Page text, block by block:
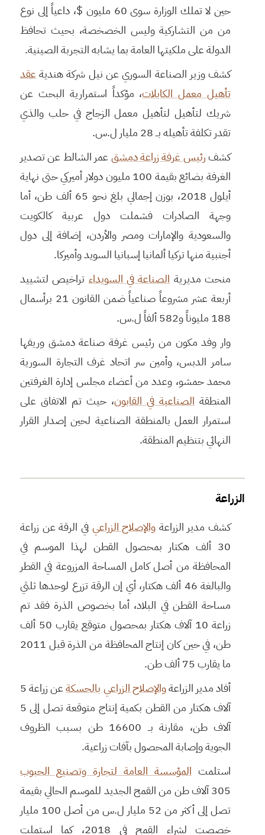
حين لا تملك الوزارة سوى 60 مليون $، داعياً إلى نوع
من من التشاركية وليس الخصخصة، بحيث تحافظ
الدولة على ملكيتها العامة بما يشابه التجربة الصينية.
كشف وزير الصناعة السوري عن نيل شركة هندية عقد
تأهيل معمل الكابلات، مؤكداً استمرارية البحث عن
شريك لتأهيل لتأهيل معمل الزجاج في حلب والذي
تقدر تكلفة تأهيله بــ 28 مليار ل.س.
كشفرئيس غرفة زراعة دمشق عمر الشالط عن تصدير
الغرفة بضائع بقيمة 100 مليون دولار أميركي حتى نهاية
أيلول 2018، بوزن إجمالي بلغ نحو 65 ألف طن، أما
وجهة الصادرات فشملت دول عربية كالكويت
والسعودية والإمارات ومصر والأردن، إضافة إلى دول
أجنبية منها تركيا ألمانيا إسبانيا السويد وأميركا.
منحت مديرية الصناعة في السويداء تراخيص لتشييد
أربعة عشر مشروعاً صناعياً ضمن القانون 21 برأسمال
188 مليوناً و582 ألفاً ل.س.
وار وفد مكون من رئيس غرفة صناعة دمشق وريفها
سامر الدبس، وأمين سر اتحاد غرف التجارة السورية
محمد حمشو، وعدد من أعضاء مجلس إدارة الغرفتين
المنطقة الصناعية في القابون، حيث تم الاتفاق على
استمرار العمل بالمنطقة الصناعية لحين إصدار القرار
النهائي بتنظيم المنطقة.
الزراعة
كشف مدير الزراعة والإصلاح الزراعي في الرقة عن زراعة
30 ألف هكتار بمحصول القطن لهذا الموسم في
المحافظة من أصل كامل المساحة المزروعة في القطر
والبالغة 46 ألف هكتار، أي إن الرقة تزرع لوحدها ثلثي
مساحة القطن في البلاد، أما بخصوص الذرة فقد تم
زراعة 10 آلاف هكتار بمحصول متوقع يقارب 50 ألف
طن، في حين كان إنتاج المحافظة من الذرة قبل 2011
ما يقارب 75 ألف طن.
أفاد مدير الزراعةوالإصلاح الزراعي بالحسكة
عن زراعة 5
آلاف هكتار من القطن بكمية إنتاج متوقعة تصل إلى 5
آلاف طن، مقارنة بــ 16600 طن بسبب الظروف
الجوية وإصابة المحصول بآفات زراعية.
استلمت المؤسسة العامة لتجارة وتصنيع الحبوب
305 آلاف طن من القمح الجديد للموسم الحالي بقيمة
تصل إلى أكثر من 52 مليار ل.س من أصل 100 مليار
خصصت لشراء القمح في 2018، كما استملت